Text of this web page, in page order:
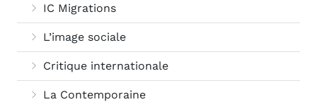
IC Migrations
L’image sociale
Critique internationale
La Contemporaine